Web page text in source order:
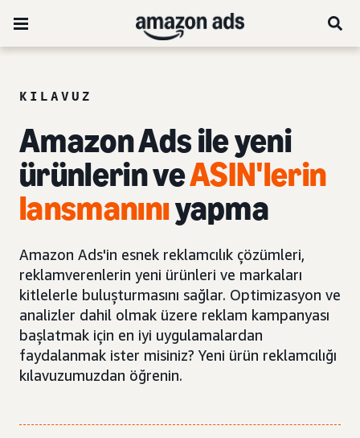
KILAVUZ
Amazon Ads ileyeni
ürünlerinveASIN'lerin
lansmanınıyapma
Amazon Ads'in esnek reklamcılık çözümleri,
reklamverenlerin yeni ürünleri ve markaları
kitlelerle buluşturmasını sağlar. Optimizasyon ve
analizler dahil olmak üzere reklam kampanyası
başlatmak için en iyi uygulamalardan
faydalanmak ister misiniz? Yeni ürün reklamcılığı
kılavuzumuzdan öğrenin.